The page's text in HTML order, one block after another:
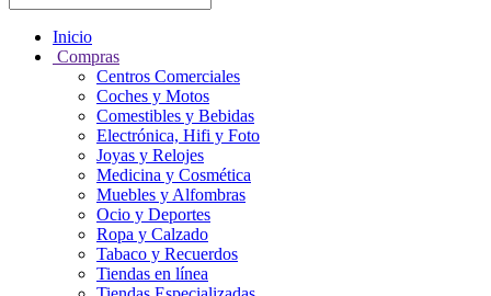
Inicio
Compras
Centros Comerciales
Coches y Motos
Comestibles y Bebidas
Electrónica, Hifi y Foto
Joyas y Relojes
Medicina y Cosmética
Muebles y Alfombras
Ocio y Deportes
Ropa y Calzado
Tabaco y Recuerdos
Tiendas en línea